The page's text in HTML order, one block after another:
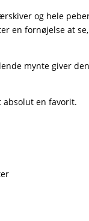
og hele
en fornøjelse at
mynte giver
absolut en favorit.